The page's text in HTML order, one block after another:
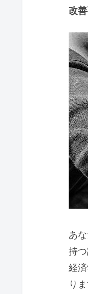
改
あ
持
経
り